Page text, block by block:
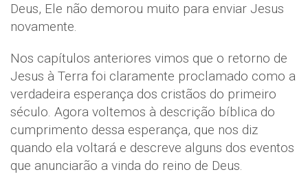
Deus, Ele não demorou muito para enviar Jesus
novamente.
Nos capítulos anteriores vimos que o retorno de
Jesus à Terra foi claramente proclamado como a
verdadeira esperança dos cristãos do primeiro
século. Agora voltemos à descrição bíblica do
cumprimento dessa esperança, que nos diz
quando ela voltará e descreve alguns dos eventos
que anunciarão a vinda do reino de Deus.